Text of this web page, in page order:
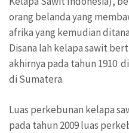
orang belanda yang
afrika yang kemudian
Disana lah kelapa sawit
akhirnya pada tahun 1910
di Sumatera.
Luas perkebunan kelapa
pada tahun 2009 luas